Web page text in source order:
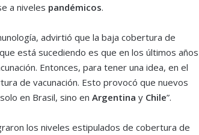
a niveles pandémicos.
advirtió que la baja cobertura de
está sucediendo es que en los últimos años
Entonces, para tener una idea, en el
de vacunación. Esto provocó que nuevos
en Brasil, sino en Argentina y Chile”.
los niveles estipulados de cobertura de